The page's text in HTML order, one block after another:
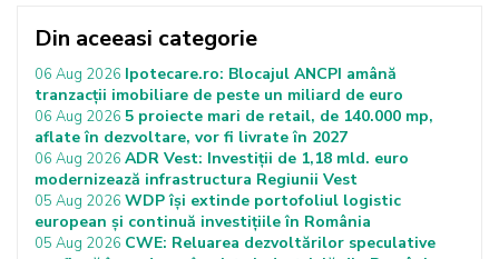
Din aceeasi categorie
06 Aug 2026 Ipotecare.ro: Blocajul ANCPI amână
tranzacții imobiliare de peste un miliard de euro
06 Aug 2026 5 proiecte mari de retail, de 140.000 mp,
aflate în dezvoltare, vor fi livrate în 2027
06 Aug 2026 ADR Vest: Investiții de 1,18 mld. euro
modernizează infrastructura Regiunii Vest
05 Aug 2026 WDP își extinde portofoliul logistic
european și continuă investițiile în România
05 Aug 2026 CWE: Reluarea dezvoltărilor speculative